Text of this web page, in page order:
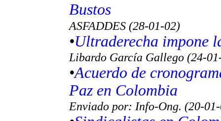
Bustos
ASFADDES (28-01-02)
•Ultraderecha impone
Libardo García Gallego (24-
•Acuerdo de
Paz en Colombia
Enviado por: Info-Ong. (20-